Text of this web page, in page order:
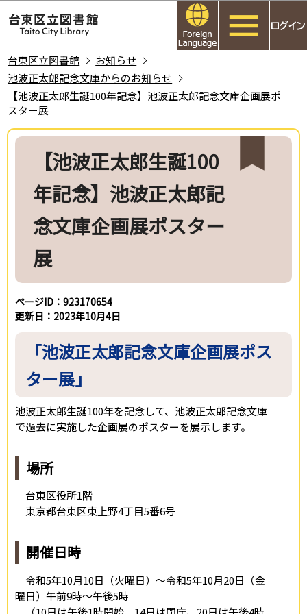
ー
ジ
先
頭
このページの本文へ移動
台東区立図書館
お知らせ
池波正太郎記念文庫からのお知らせ
【池波正太郎生誕100年記念】池波正太郎記念文庫企画展ポ
スター展
本
【池波正太郎生誕100
年記念】池波正太郎記
念文庫企画展ポスター
展
ページID：923170654
更新日：2023年10月4日
「池波正太郎記念文庫企画展ポス
ター展」
池波正太郎生誕100年を記念して、池波正太郎記念文庫
で過去に実施した企画展のポスターを展示します。
場所
台東区役所1階
東京都台東区東上野4丁目5番6号
開催日時
令和5年10月10日（火曜日）～令和5年10月20日（金
曜日）午前9時～午後5時